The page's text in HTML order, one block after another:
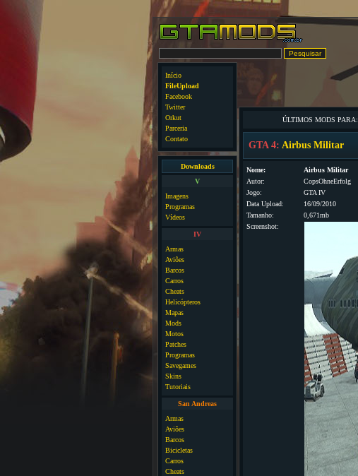
Início
FileUpload
Facebook
Twitter
Orkut
Parceria
Contato
Downloads
V
Imagens
Programas
Vídeos
IV
Armas
Aviões
Barcos
Carros
Cheats
Helicópteros
Mapas
Mods
Motos
Patches
Programas
Savegames
Skins
Tutoriais
San Andreas
Armas
Aviões
Barcos
Bicicletas
Carros
Cheats
ÚLTIMOS MODS PARA:
GTA 4: Airbus Militar
Nome:
Airbus Militar
Autor:
CopsOhneErfolg
Jogo:
GTA IV
Data Upload:
16/09/2010
Tamanho:
0,671mb
Screenshot: